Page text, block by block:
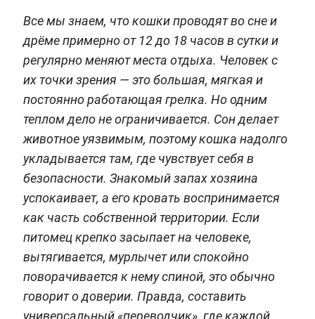
Все мы знаем, что кошки проводят во сне и
дрёме примерно от 12 до 18 часов в сутки и
регулярно меняют места отдыха. Человек с
их точки зрения — это большая, мягкая и
постоянно работающая грелка. Но одним
теплом дело не ограничивается. Сон делает
животное уязвимым, поэтому кошка надолго
укладывается там, где чувствует себя в
безопасности. Знакомый запах хозяина
успокаивает, а его кровать воспринимается
как часть собственной территории. Если
питомец крепко засыпает на человеке,
вытягивается, мурлычет или спокойно
поворачивается к нему спиной, это обычно
говорит о доверии. Правда, составить
универсальный «переводчик», где каждой